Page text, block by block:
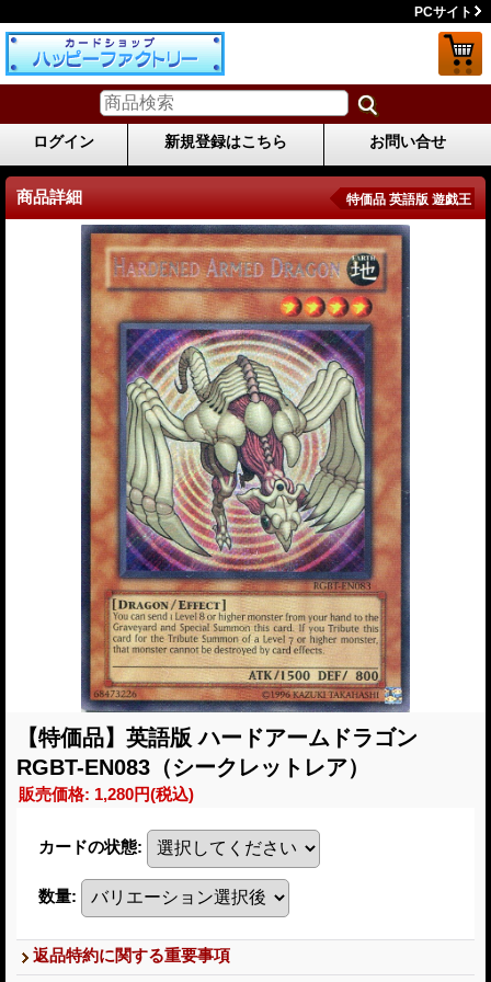
PCサイト
ログイン 新規登録はこちら お問い合せ
商品詳細 特価品 英語版 遊戯王
【特価品】英語版 ハードアームドラゴン
RGBT-EN083（シークレットレア）
販売価格: 1,280円(税込)
カードの状態:
数量:
返品特約に関する重要事項